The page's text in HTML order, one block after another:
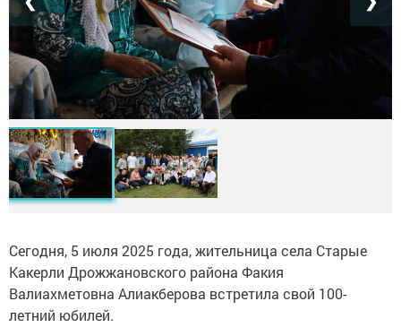
Сегодня, 5 июля 2025 года, жительница села Старые
Какерли Дрожжановского района Факия
Валиахметовна Алиакберова встретила свой 100-
летний юбилей.